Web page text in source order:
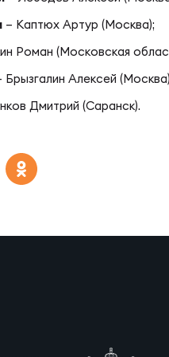
– Каптюх Артур (Москва);
Роман (Московская
Брызгалин Алексей (Москва)
Дмитрий (Саранск).